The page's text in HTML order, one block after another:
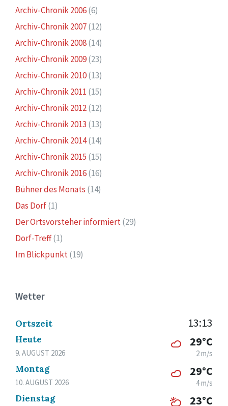
Archiv-Chronik 2006(6)
Archiv-Chronik 2007(12)
Archiv-Chronik 2008(14)
Archiv-Chronik 2009(23)
Archiv-Chronik 2010(13)
Archiv-Chronik 2011 (15)
Archiv-Chronik 2012(12)
Archiv-Chronik 2013 (13)
Archiv-Chronik 2014(14)
Archiv-Chronik 2015 (15)
Archiv-Chronik 2016(16)
Bühner des Monats (14)
Das Dorf(1)
Der Ortsvorsteher informiert(29)
Dorf-Treff(1)
Im Blickpunkt(19)
Wetter
Ortszeit 13:13
Heute
9. AUGUST 2026
29°C
2 m/s
Montag
10. AUGUST 2026
29°C
4 m/s
Dienstag 23°C